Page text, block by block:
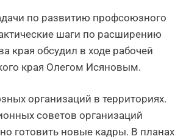
по развитию профсоюзного
шаги по расширению
края обсудил в ходе рабочей
края Олегом Исяновым.
организаций в территориях.
советов организаций
готовить новые кадры. В планах